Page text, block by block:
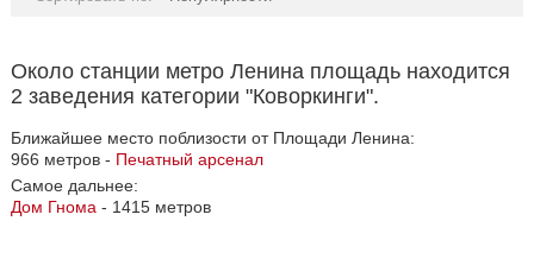
Около станции метро Ленина площадь находится
2 заведения категории "Коворкинги".
Ближайшее место поблизости от Площади Ленина:
966 метров - Печатный арсенал
Самое дальнее:
Дом Гнома - 1415 метров